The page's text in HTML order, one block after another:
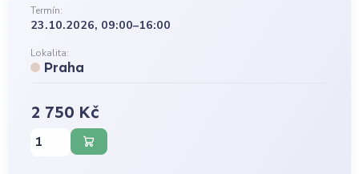
Termín:
23.10.2026, 09:00–16:00
Lokalita:
Praha
2 750 Kč